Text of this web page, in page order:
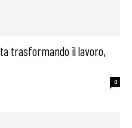
trasformando il lavoro,
0